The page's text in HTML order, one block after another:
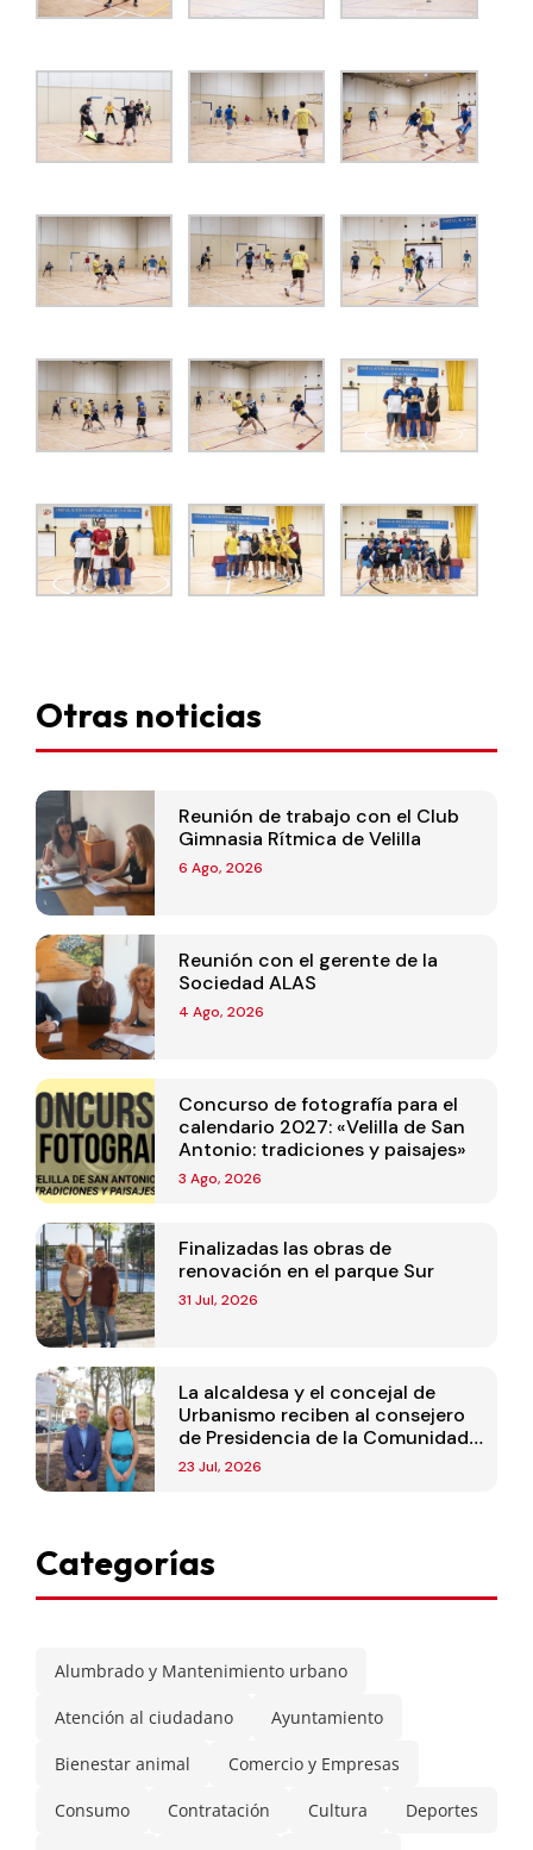
Otras noticias
Reunión de trabajo con el Club
Gimnasia Rítmica de Velilla
6 Ago, 2026
Reunión con el gerente de la
Sociedad ALAS
4 Ago, 2026
Concurso de fotografía para el
calendario 2027: «Velilla de San
Antonio: tradiciones y paisajes»
3 Ago, 2026
Finalizadas las obras de
renovación en el parque Sur
31 Jul, 2026
La alcaldesa y el concejal de
Urbanismo reciben al consejero
de Presidencia de la Comunidad
de Madrid
23 Jul, 2026
Categorías
Alumbrado y Mantenimiento urbano
Atención al ciudadano Ayuntamiento
Bienestar animal Comercio y Empresas
Consumo Contratación Cultura Deportes